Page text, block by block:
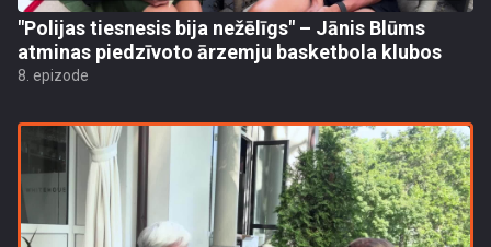
"Polijas tiesnesis bija nežēlīgs" – Jānis Blūms
atminas piedzīvoto ārzemju basketbola klubos
8. epizode